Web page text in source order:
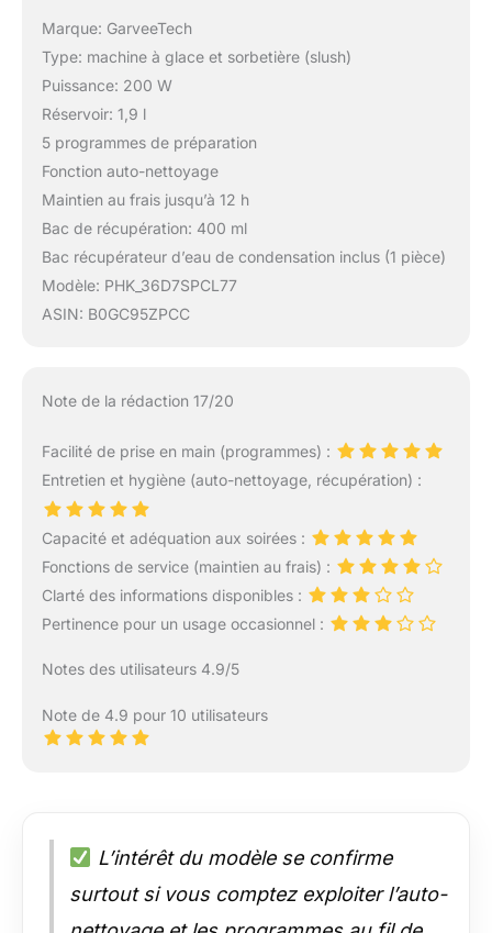
Marque: GarveeTech
Type: machine à glace et sorbetière (slush)
Puissance: 200 W
Réservoir: 1,9 l
5 programmes de préparation
Fonction auto-nettoyage
Maintien au frais jusqu’à 12 h
Bac de récupération: 400 ml
Bac récupérateur d’eau de condensation inclus (1 pièce)
Modèle: PHK_36D7SPCL77
ASIN: B0GC95ZPCC
Note de la rédaction 17/20
Facilité de prise en main (programmes) :
Entretien et hygiène (auto-nettoyage, récupération) :
Capacité et adéquation aux soirées :
Fonctions de service (maintien au frais) :
Clarté des informations disponibles :
Pertinence pour un usage occasionnel :
Notes des utilisateurs 4.9/5
Note de 4.9 pour 10 utilisateurs
L’intérêt du modèle se confirme
surtout si vous comptez exploiter l’auto-